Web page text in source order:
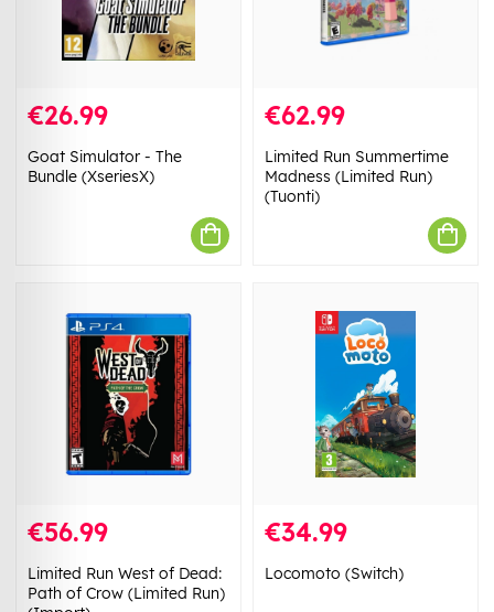
€26.99
Goat Simulator - The
Bundle (XseriesX)
€62.99
Limited Run Summertime
Madness (Limited Run)
(Tuonti)
€56.99
Limited Run West of Dead:
Path of Crow (Limited Run)
€34.99
Locomoto (Switch)